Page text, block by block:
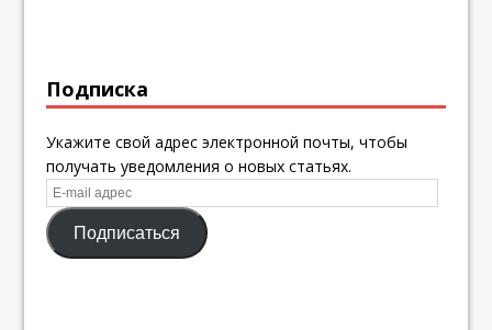
Подписка
Укажите свой адрес электронной почты, чтобы
получать уведомления о новых статьях.
E-
mail
адресПодписаться